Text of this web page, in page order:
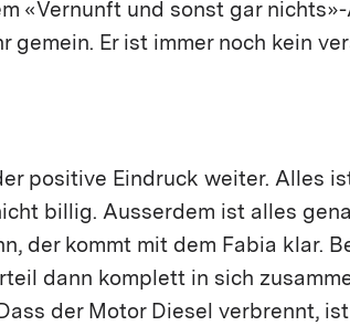
«Vernunft und sonst gar
gemein. Er ist immer noch kein
positive Eindruck weiter. Alles
billig. Ausserdem ist alles
der kommt mit dem Fabia klar.
dann komplett in sich
der Motor Diesel verbrennt,